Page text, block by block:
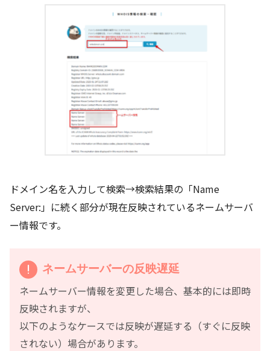
ドメイン名を入力して検索→検索結果の「Name
Server:」に続く部分が現在反映されているネームサーバ
ー情報です。
ネームサーバーの反映遅延
ネームサーバー情報を変更した場合、基本的には即時
反映されますが、
以下のようなケースでは反映が遅延する（すぐに反映
されない）場合があります。